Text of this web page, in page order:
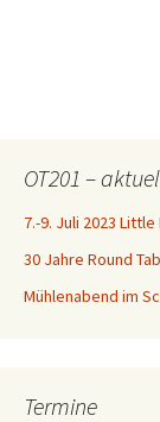
OT201 –
7.-9. Juli 2023
30 Jahre Round
Mühlenabend im
Termine